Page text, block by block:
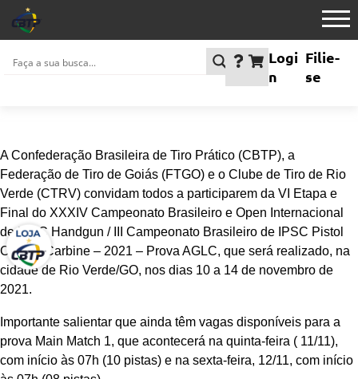
Logi
n
Filie-
se
A Confederação Brasileira de Tiro Prático (CBTP), a
Federação de Tiro de Goiás (FTGO) e o Clube de Tiro de Rio
Verde (CTRV) convidam todos a participarem da VI Etapa e
Final do XXXIV Campeonato Brasileiro e Open Internacional
de IPSC Handgun / III Campeonato Brasileiro de IPSC Pistol
Caliber Carbine – 2021 – Prova AGLC, que será realizado, na
cidade de Rio Verde/GO, nos dias 10 a 14 de novembro de
2021.
Importante salientar que ainda têm vagas disponíveis para a
prova Main Match 1, que acontecerá na quinta-feira ( 11/11),
com início às 07h (10 pistas) e na sexta-feira, 12/11, com início